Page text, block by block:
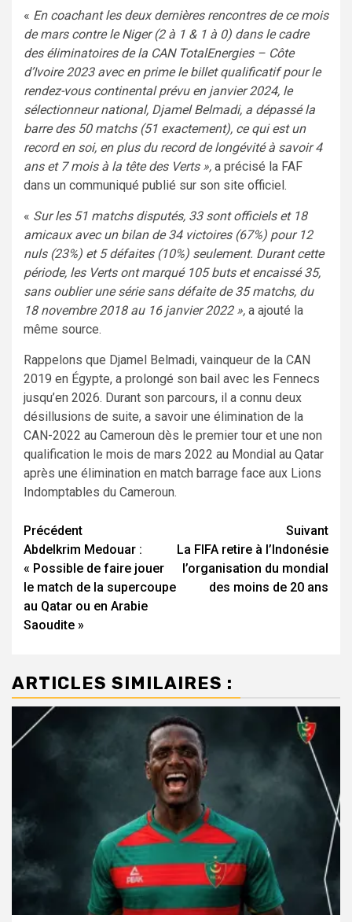
« En coachant les deux dernières rencontres de ce mois
de mars contre le Niger (2 à 1 & 1 à 0) dans le cadre
des éliminatoires de la CAN TotalEnergies – Côte
d’Ivoire 2023 avec en prime le billet qualificatif pour le
rendez-vous continental prévu en janvier 2024, le
sélectionneur national, Djamel Belmadi, a dépassé la
barre des 50 matchs (51 exactement), ce qui est un
record en soi, en plus du record de longévité à savoir 4
ans et 7 mois à la tête des Verts », a précisé la FAF
dans un communiqué publié sur son site officiel.
« Sur les 51 matchs disputés, 33 sont officiels et 18
amicaux avec un bilan de 34 victoires (67%) pour 12
nuls (23%) et 5 défaites (10%) seulement. Durant cette
période, les Verts ont marqué 105 buts et encaissé 35,
sans oublier une série sans défaite de 35 matchs, du
18 novembre 2018 au 16 janvier 2022 », a ajouté la
même source.
Rappelons que Djamel Belmadi, vainqueur de la CAN
2019 en Égypte, a prolongé son bail avec les Fennecs
jusqu’en 2026. Durant son parcours, il a connu deux
désillusions de suite, a savoir une élimination de la
CAN-2022 au Cameroun dès le premier tour et une non
qualification le mois de mars 2022 au Mondial au Qatar
après une élimination en match barrage face aux Lions
Indomptables du Cameroun.
Navigation
d’article
Précédent
Abdelkrim Medouar :
« Possible de faire jouer
le match de la supercoupe
au Qatar ou en Arabie
Saoudite »
Suivant
La FIFA retire à l’Indonésie
l’organisation du mondial
des moins de 20 ans
ARTICLES SIMILAIRES :